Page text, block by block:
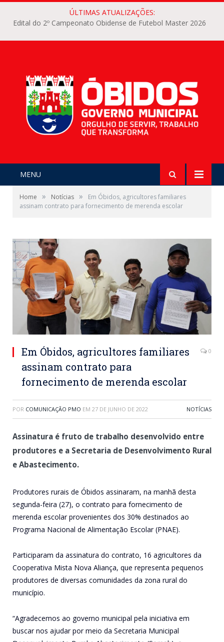
ÚLTIMAS ATUALIZAÇÕES:
Edital do 2º Campeonato Obidense de Futebol Master 2026
MENU
Home » Notícias »
Em Óbidos, agricultores familiares
assinam contrato para fornecimento de merenda escolar
Em Óbidos, agricultores familiares
assinam contrato para
fornecimento de merenda escolar
0
POR COMUNICAÇÃO PMO EM 27 DE JUNHO DE 2022 NOTÍCIAS
Assinatura é fruto de trabalho desenvolvido entre
produtores e a Secretaria de Desenvolvimento Rural
e Abastecimento.
Produtores rurais de Óbidos assinaram, na manhã desta
segunda-feira (27), o contrato para fornecimento de
merenda escolar provenientes dos 30% destinados ao
Programa Nacional de Alimentação Escolar (PNAE).
Participaram da assinatura do contrato, 16 agricultores da
Cooperativa Mista Nova Aliança, que representa pequenos
produtores de diversas comunidades da zona rural do
município.
“Agradecemos ao governo municipal pela iniciativa em
buscar nos ajudar por meio da Secretaria Municipal